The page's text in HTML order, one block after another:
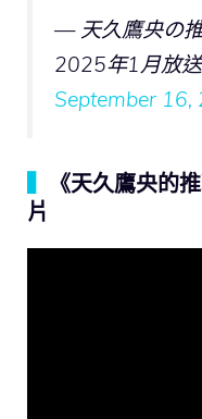
— 天久鷹央の
2025年1月放
September 16,
《天久鷹央的
片